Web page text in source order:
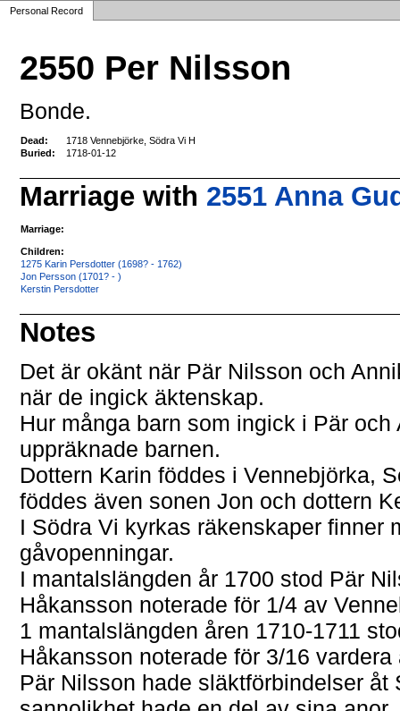
Personal Record
2550 Per Nilsson
Bonde.
Dead:
1718 Vennebjörke, Södra Vi H
Buried:
1718-01-12
Marriage with 2551 Anna
Marriage:
Children:
1275 Karin Persdotter (1698? - 1762)
Jon Persson (1701? - )
Kerstin Persdotter
Notes
Det är okänt när Pär Nilsson och
när de ingick äktenskap.
Hur många barn som ingick i Pär
uppräknade barnen.
Dottern Karin föddes i Vennebjörka,
föddes även sonen Jon och dottern
I Södra Vi kyrkas räkenskaper finner
gåvopenningar.
I mantalslängden år 1700 stod Pär
Håkansson noterade för 1/4 av
1 mantalslängden åren 1710-1711
Håkansson noterade för 3/16
Pär Nilsson hade släktförbindelser